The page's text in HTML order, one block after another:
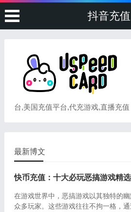
抖音充值
台,美国充值平台,代充游戏,直播充值
最新博文
快币充值：十大必玩恶搞游戏精
在游戏世界中，恶搞游戏以其独特的
众多玩家。这些游戏往往不拘一格，